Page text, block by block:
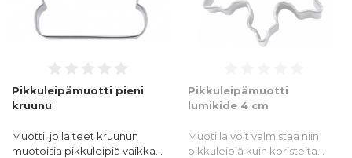
Pikkuleipämuotti pieni
kruunu
Muotti, jolla teet kruunun
muotoisia pikkuleipiä vaikka…
Pikkuleipämuotti
lumikide 4 cm
Muotilla voit valmistaa niin
pikkuleipiä kuin koristeita…